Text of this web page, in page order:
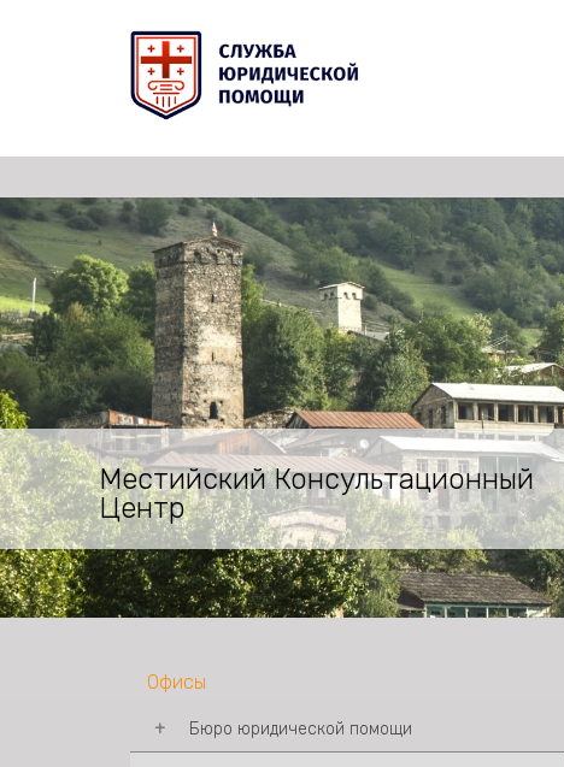
Местийский Консультационный
Центр
Офисы
Бюро юридической помощи